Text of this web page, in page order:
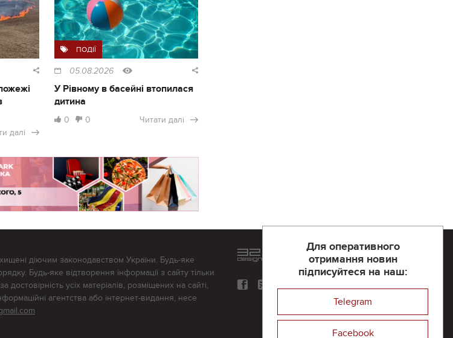
далі
ПОДІЇ
05.08.2026
У Рівному в басейні втопилася
дитина
0 0 Читати далі
Для оперативного
отримання новин
підписуйтеся на наш:
Telegram
Facebook
діючим законодавством України. Будь-яке
Будь-яке відтворення інформації з сайту тільки
достовірність усіх матеріалів, розміщених на сайті,
агентства або інтернет-видання, несе
Розроблений та підтримується
компанії 32х32